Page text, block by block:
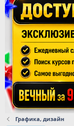
Графика, дизайн